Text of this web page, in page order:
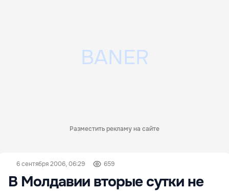
Разместить рекламу на сайте
6 сентября 2006, 06:29 659
В Молдавии вторые сутки не